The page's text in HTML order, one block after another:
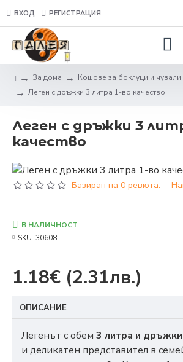
ВХОД РЕГИСТРАЦИЯ
За дома Кошове за боклуци и чували
Леген с дръжки 3 литра 1-во качество
Леген с дръжки 3
качество
Базиран на 0 ревюта. -
1.18€ (2.31лв.)
В НАЛИЧНОСТ
SKU: 30608
ОПИСАНИЕ
Легенът с обем 3 литра и дръжки
и деликатен представител в